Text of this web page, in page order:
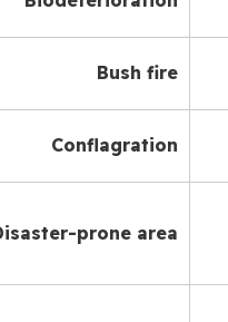
Bush fire
Conflagration
prone area